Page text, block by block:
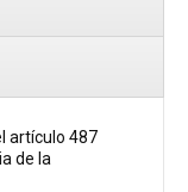
artículo 487
de la